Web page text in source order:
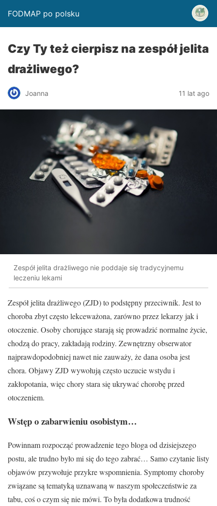
FODMAP po polsku
Czy Ty też cierpisz na zespół jelita
drażliwego?
Joanna 11 lat ago
Zespół jelita drażliwego nie poddaje się tradycyjnemu
leczeniu lekami
Zespół jelita drażliwego (ZJD) to podstępny przeciwnik. Jest to
choroba zbyt często lekceważona, zarówno przez lekarzy jak i
otoczenie. Osoby chorujące starają się prowadzić normalne życie,
chodzą do pracy, zakładają rodziny. Zewnętrzny obserwator
najprawdopodobniej nawet nie zauważy, że dana osoba jest
chora. Objawy ZJD wywołują często uczucie wstydu i
zakłopotania, więc chory stara się ukrywać chorobę przed
otoczeniem.
Wstęp o zabarwieniu osobistym…
Powinnam rozpocząć prowadzenie tego bloga od dzisiejszego
postu, ale trudno było mi się do tego zabrać… Samo czytanie listy
objawów przywołuje przykre wspomnienia. Symptomy choroby
związane są tematyką uznawaną w naszym społeczeństwie za
tabu, coś o czym się nie mówi. To była dodatkowa trudność